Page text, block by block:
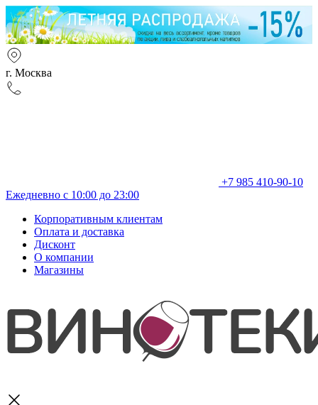
г. Москва
+7 985 410-90-10
Ежедневно с 10:00 до 23:00
Корпоративным клиентам
Оплата и доставка
Дисконт
О компании
Магазины